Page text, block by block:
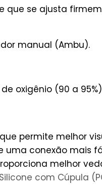
que se ajusta
manual (Ambu).
oxigênio (90 a
permite melhor
uma conexão mais
melhor
com Cúpula